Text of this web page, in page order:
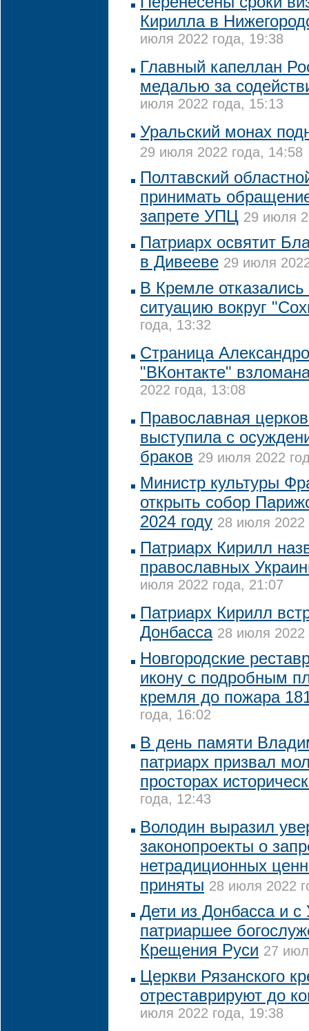
Кирилла в
июля 2022 года, 19:38
Главный капеллан
медалью за
июля 2022 года, 15:13
Уральский монах
29 июля 2022 года, 14:58
Полтавский
принимать
запрете УПЦ 29 июля
Патриарх освятит
в Дивееве 29 июля
В Кремле
ситуацию вокруг
года, 13:32
Страница
"ВКонтакте"
2022 года, 13:08
Православная
выступила с
браков 29 июля 2022
Министр культуры
открыть собор
2024 году 28 июля 2022
Патриарх Кирилл
православных
июля 2022 года, 21:07
Патриарх Кирилл
Донбасса 28 июля 2022
Новгородские
икону с подробным
кремля до пожара
года, 16:02
В день памяти
патриарх призвал
просторах
года, 12:43
Володин выразил
законопроекты о
нетрадиционных
приняты 28 июля 2022
Дети из Донбасса и с
патриаршее
Крещения Руси 27
Церкви Рязанского
отреставрируют до
июля 2022 года, 19:38